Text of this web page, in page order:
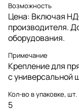
Возможность
Цена: Включая
производителя.
оборудования.
Примечание
Крепление для
с универсальной
Кол-во в упаковке, шт.
5